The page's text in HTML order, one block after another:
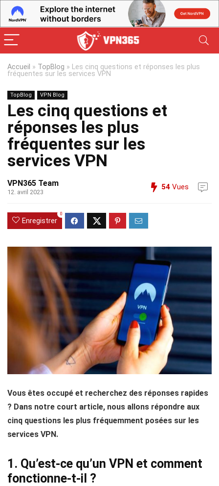
Accueil » TopBlog » Les cinq questions et réponses les plus
fréquentes sur les services VPN
TopBlog VPN Blog
Les cinq questions et
réponses les plus
fréquentes sur les
services VPN
VPN365 Team
12. avril 2023
54 Vues
Enregistrer
0
Vous êtes occupé et recherchez des réponses rapides
? Dans notre court article, nous allons répondre aux
cinq questions les plus fréquemment posées sur les
services VPN.
1. Qu’est-ce qu’un VPN et comment
fonctionne-t-il ?